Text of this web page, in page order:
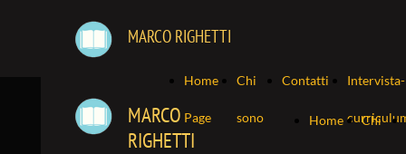
MARCO RIGHETTI
Home
Page
Chi
sono
Contatti Intervista-
MARCO
RIGHETTI
Home Chi